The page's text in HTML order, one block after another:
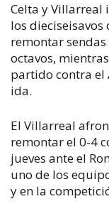
Celta y Villarreal
los
remontar
octavos,
partido contra el
ida.
El Villarreal
remontar el 0-4
jueves ante el
uno de los
y en la